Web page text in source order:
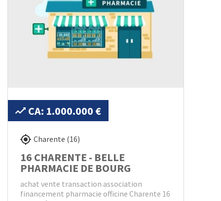
CA: 1.000.000 €
Charente (16)
16 CHARENTE - BELLE
PHARMACIE DE BOURG
achat vente transaction association
financement pharmacie officine Charente 16